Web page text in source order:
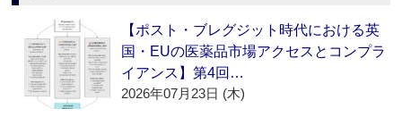
【ポスト・ブレグジット時代における英
国・EUの医薬品市場アクセスとコンプラ
イアンス】第4回…
2026年07月23日 (木)